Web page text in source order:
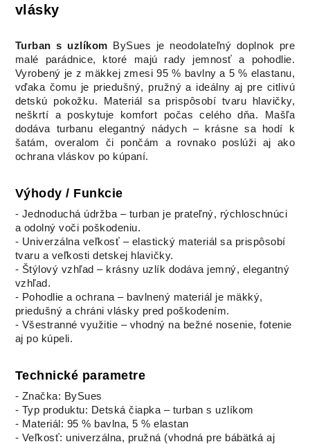
vlásky
Turban s uzlíkom BySues je neodolateľný doplnok pre
malé parádnice, ktoré majú rady jemnosť a pohodlie.
Vyrobený je z mäkkej zmesi 95 % bavlny a 5 % elastanu,
vďaka čomu je priedušný, pružný a ideálny aj pre citlivú
detskú pokožku. Materiál sa prispôsobí tvaru hlavičky,
neškrtí a poskytuje komfort počas celého dňa. Mašľa
dodáva turbanu elegantný nádych – krásne sa hodí k
šatám, overalom či pončám a rovnako poslúži aj ako
ochrana vláskov po kúpaní.
Výhody / Funkcie
- Jednoduchá údržba – turban je prateľný, rýchloschnúci
a odolný voči poškodeniu.
- Univerzálna veľkosť – elastický materiál sa prispôsobí
tvaru a veľkosti detskej hlavičky.
- Štýlový vzhľad – krásny uzlík dodáva jemný, elegantný
vzhľad.
- Pohodlie a ochrana – bavlnený materiál je mäkký,
priedušný a chráni vlásky pred poškodením.
- Všestranné využitie – vhodný na bežné nosenie, fotenie
aj po kúpeli.
Technické parametre
- Značka: BySues
- Typ produktu: Detská čiapka – turban s uzlíkom
- Materiál: 95 % bavlna, 5 % elastan
- Veľkosť: univerzálna, pružná (vhodná pre bábätká aj